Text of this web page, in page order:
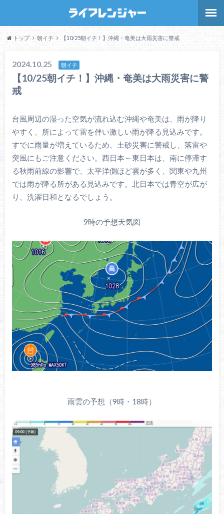
トップ 朝イチ 【10/25朝イチ！】沖縄・奄美は大雨災害に警戒
2024.10.25 朝イチ
【10/25朝イチ！】沖縄・奄美は大雨災害に警
戒
台風周辺の湿った空気が流れ込む沖縄や奄美は、雨が降り
やすく、所によって雷を伴い激しい雨が降る見込みです。
すでに雨量が増えているため、土砂災害に警戒し、落雷や
突風にもご注意ください。西日本～東日本は、南に停滞す
る秋雨前線の影響で、太平洋側ほど雲が多く、関東や九州
では雨が降る所がある見込みです。北日本では青空が広が
り、洗濯日和となるでしょう。
9時の予想天気図
雨雲の予想（9時・18時）